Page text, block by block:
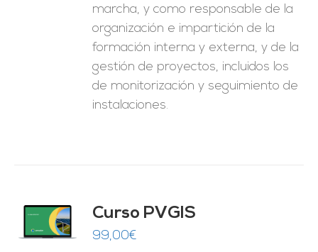
marcha, y como responsable de la
organización e impartición de la
formación interna y externa, y de la
gestión de proyectos, incluidos los
de monitorización y seguimiento de
instalaciones.
Curso PVGIS
99,00€